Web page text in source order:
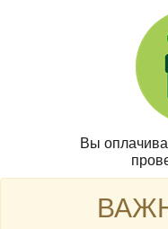
Вы